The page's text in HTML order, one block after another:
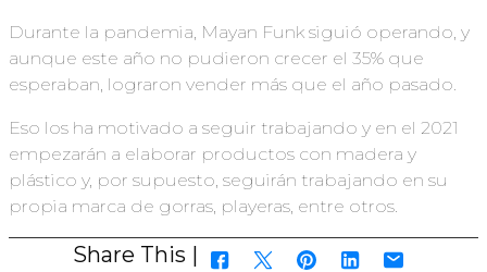
Durante la pandemia, Mayan Funk siguió operando, y
aunque este año no pudieron crecer el 35% que
esperaban, lograron vender más que el año pasado.
Eso los ha motivado a seguir trabajando y en el 2021
empezarán a elaborar productos con madera y
plástico y, por supuesto, seguirán trabajando en su
propia marca de gorras, playeras, entre otros.
Share This |